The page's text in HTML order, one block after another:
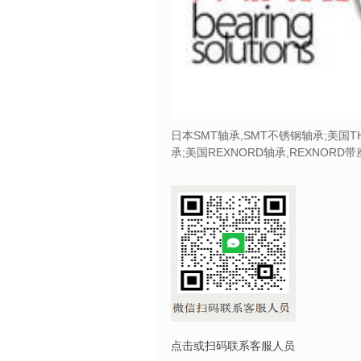
日本SMT轴承,SMT不锈钢轴承;美国
承;美国REXNORD轴承,REXNORD带
点击或扫码联系客服人员